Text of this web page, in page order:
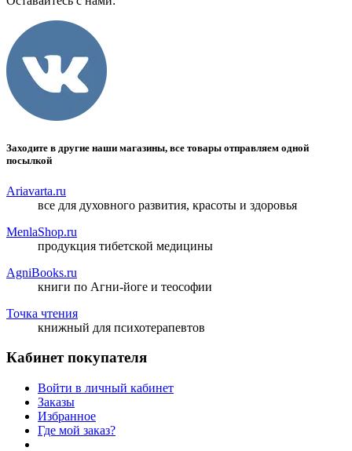
Заходите в другие наши магазины, все товары отправляем одной
посылкой
Ariavarta.ru
все для духовного развития, красоты и здоровья
MenlaShop.ru
продукция тибетской медицины
AgniBooks.ru
книги по Агни-йоге и теософии
Точка чтения
книжный для психотерапевтов
Кабинет покупателя
Войти в личный кабинет
Заказы
Избранное
Где мой заказ?